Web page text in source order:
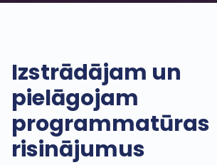
Izstrādājam un
pielāgojam
programmatūras
risinājumus